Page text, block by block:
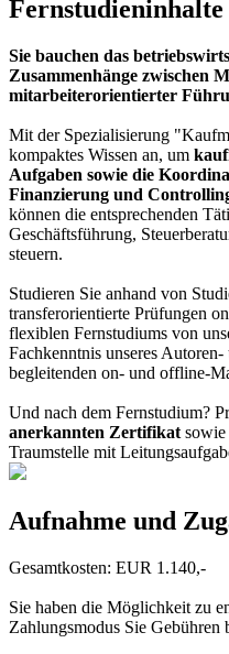
Fernstudieninhalte
Sie bauchen das
Zusammenhänge zwischen
mitarbeiterorientierter
Mit der Spezialisierung
kompaktes Wissen an, um
Aufgaben sowie die
Finanzierung und
können die entsprechenden
Geschäftsführung,
steuern.
Studieren Sie anhand von
transferorientierte Prüfungen
flexiblen Fernstudiums von
Fachkenntnis unseres
begleitenden on- und offline-
Und nach dem Fernstudium?
anerkannten Zertifikat sowie
Traumstelle mit
Aufnahme und
Gesamtkosten: EUR 1.140,-
Sie haben die Möglichkeit zu
Zahlungsmodus Sie Gebühren